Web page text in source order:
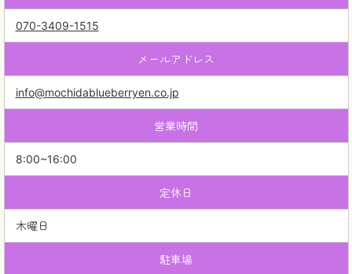
070-3409-1515
メールアドレス
info@mochidablueberryen.co.jp
営業時間
8:00~16:00
定休日
木曜日
駐車場